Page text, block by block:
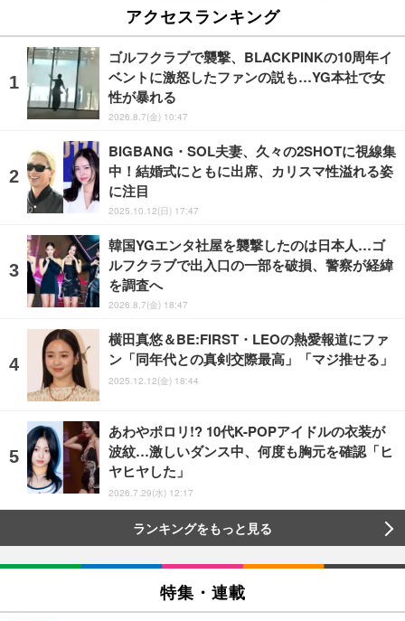
アクセスランキング
ゴルフクラブで襲撃、BLACKPINKの10周年イ
ベントに激怒したファンの説も…YG本社で女
性が暴れる
2026.8.7(金) 10:47
BIGBANG・SOL夫妻、久々の2SHOTに視線集
中！結婚式にともに出席、カリスマ性溢れる姿
に注目
2025.10.12(日) 17:47
韓国YGエンタ社屋を襲撃したのは日本人…ゴ
ルフクラブで出入口の一部を破損、警察が経緯
を調査へ
2026.8.7(金) 18:47
横田真悠＆BE:FIRST・LEOの熱愛報道にファ
ン「同年代との真剣交際最高」「マジ推せる」
2025.12.12(金) 18:44
あわやポロリ!? 10代K-POPアイドルの衣装が
波紋…激しいダンス中、何度も胸元を確認「ヒ
ヤヒヤした」
2026.7.29(水) 12:17
ランキングをもっと見る
特集・連載